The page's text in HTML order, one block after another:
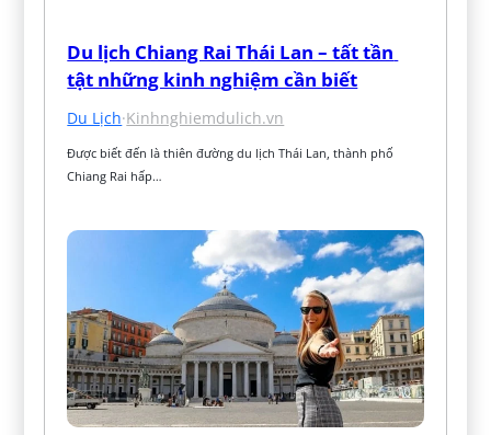
Du lịch Chiang Rai Thái Lan – tất tần
tật những kinh nghiệm cần biết
Du Lịch·Kinhnghiemdulich.vn
Được biết đến là thiên đường du lịch Thái Lan, thành phố
Chiang Rai hấp…